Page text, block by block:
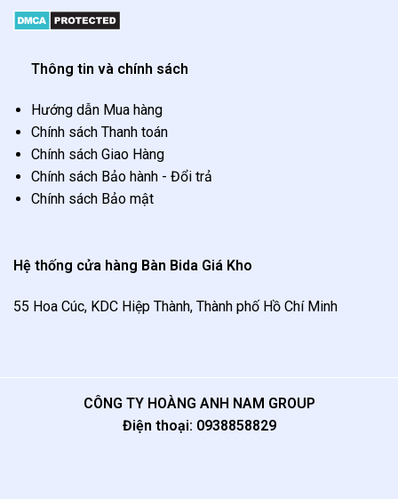
Thông tin và chính sách
Hướng dẫn Mua hàng
Chính sách Thanh toán
Chính sách Giao Hàng
Chính sách Bảo hành - Đổi trả
Chính sách Bảo mật
Hệ thống cửa hàng Bàn Bida Giá Kho
55 Hoa Cúc, KDC Hiệp Thành, Thành phố Hồ Chí Minh
CÔNG TY HOÀNG ANH NAM GROUP
Điện thoại: 0938858829